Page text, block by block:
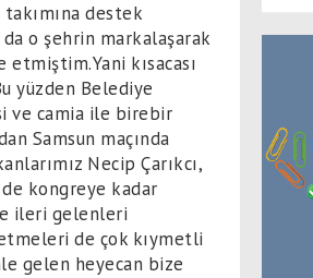
destek
o şehrin markalaşarak
kısacası
yüzden Belediye
ve camia ile birebir
Samsun maçında
Necip Çarıkcı,
kongreye kadar
ileri gelenleri
de çok kıymetli
gelen heyecan bize